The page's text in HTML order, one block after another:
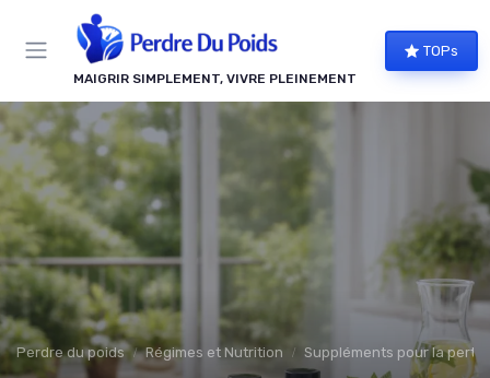
MAIGRIR SIMPLEMENT, VIVRE PLEINEMENT
TOPs
Perdre du poids Régimes et Nutrition Suppléments pour la perte
Panneau de gestion des cookies